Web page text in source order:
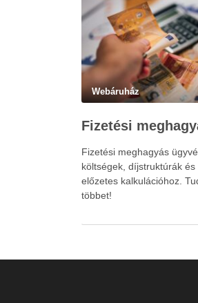
Webáruház
Fizetési meghagyás
költségek, díjstruktúrák és
előzetes kalkulációhoz.
többet!